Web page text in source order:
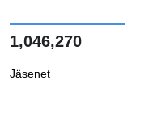
1,046,270
Jäsenet